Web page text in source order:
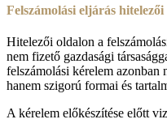
Felszámolási eljárás
Hitelezői oldalon a
nem fizető gazdasági
felszámolási kérelem azonban
hanem szigorú formai és
A kérelem előkészítése előtt